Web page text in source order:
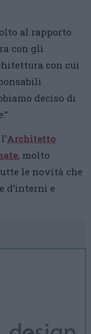
al rapporto
con gli
con cui
deciso di
Architetto
, molto
le novità che
d’interni e